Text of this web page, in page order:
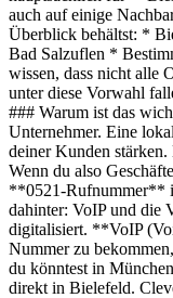
auch auf einige
Überblick behältst: *
Bad Salzuflen *
wissen, dass nicht alle
unter diese Vorwahl
### Warum ist das
Unternehmer. Eine
deiner Kunden
Wenn du also
**0521-Rufnummer**
dahinter: VoIP und die
digitalisiert. **VoIP
Nummer zu
du könntest in
direkt in Bielefeld.